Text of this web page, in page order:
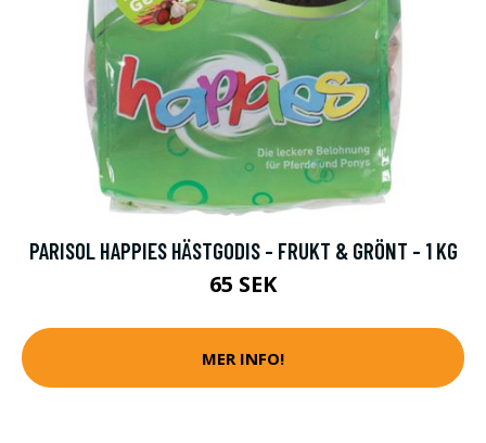
PARISOL HAPPIES HÄSTGODIS - FRUKT & GRÖNT - 1 KG
65 SEK
MER INFO!